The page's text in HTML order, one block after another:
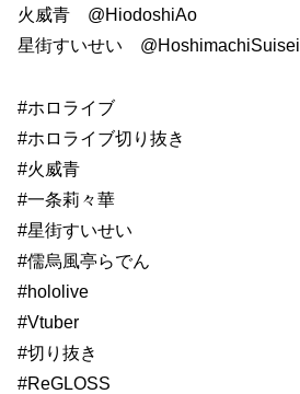
火威青 @HiodoshiAo
星街すいせい @HoshimachiSuisei
#ホロライブ
#ホロライブ切り抜き
#火威青
#一条莉々華
#星街すいせい
#儒烏風亭らでん
#hololive
#Vtuber
#切り抜き
#ReGLOSS